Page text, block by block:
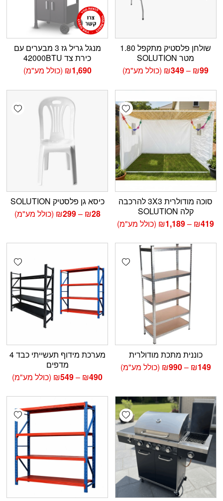
שולחן פלסטיק מתקפל 1.80
מטר SOLUTION
₪99
–
₪349 טווח
⁦₪99⁩
⁦₪349⁩
(כולל מע"מ)
מנגל גריל גז 3 מבערים עם
כירת צד 42000BTU
₪1,690 (כולל מע"מ)
Add wishlist
סוכה מודולרית 3X3 להרכבה
קלה SOLUTION
₪419
–
₪1,189
טווח
⁦₪419⁩
עד
(כולל מע"מ)
כיסא גן פלסטיק SOLUTION
₪28
–
₪299
טווח
עד
(כולל מע"מ)
Add wishlist
כוננית מתכת מודולרית
₪149
–
₪990
טווח
עד
⁦₪990⁩
(כולל מע"מ)
מערכת מידוף תעשייתי כבד 4
מדפים
₪490
–
₪549 טווח
⁦₪490⁩
עד
⁦₪549⁩
(כולל מע"מ)
Add wishlist